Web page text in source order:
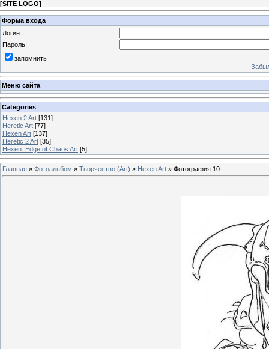
[SITE LOGO]
Форма входа
Логин:
Пароль:
запомнить
Меню сайта
Categories
Hexen 2 Art [131]
Heretic Art [77]
Hexen Art [137]
Heretic 2 Art [35]
Hexen: Edge of Chaos Art [5]
Главная » Фотоальбом » Творчество (Art) » Hexen Art » Фотография 10